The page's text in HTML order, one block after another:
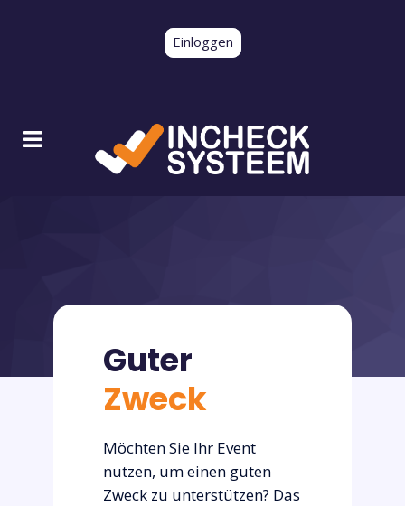
Einloggen
Guter
Zweck
Möchten Sie Ihr Event
nutzen, um einen guten
Zweck zu unterstützen? Das